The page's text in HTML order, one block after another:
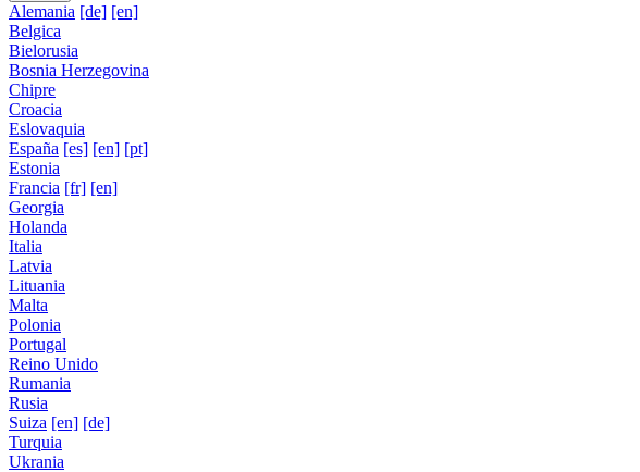
Alemania [de] [en]
Belgica
Bielorusia
Bosnia Herzegovina
Chipre
Croacia
Eslovaquia
España [es] [en] [pt]
Estonia
Francia [fr] [en]
Georgia
Holanda
Italia
Latvia
Lituania
Malta
Polonia
Portugal
Reino Unido
Rumania
Rusia
Suiza [en] [de]
Turquia
Ukrania